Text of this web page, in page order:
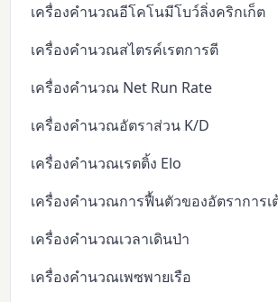
เครื่องคำนวณอีโคโนมีโบว์ลิ่งคริกเก็ต
เครื่องคำนวณสไตรค์เรตการตี
เครื่องคำนวณ Net Run Rate
เครื่องคำนวณอัตราส่วน K/D
เครื่องคำนวณเรตติ้ง Elo
เครื่องคำนวณการฟื้นตัวของอัตราการเ
เครื่องคำนวณเวลาเดินป่า
เครื่องคำนวณเพซพายเรือ